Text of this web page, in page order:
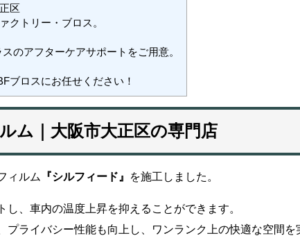
区
クトリー・ブロス。
のアフターケアサポートをご用意。
ブロスにお任せください！
ム｜大阪市大正区の専門店
ィルム 『シルフィード』 を施工しました。
、車内の温度上昇を抑えることができます。
プライバシー性能も向上し、ワンランク上の快適な空間を